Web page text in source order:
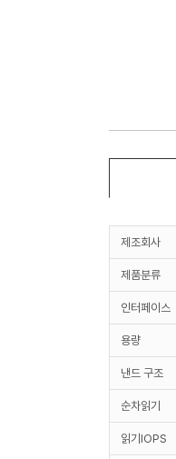
제조회사
제품분류
인터페이스
용량
낸드 구조
순차읽기
읽기IOPS